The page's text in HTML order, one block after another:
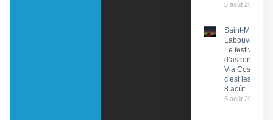
5 août 2026
Saint-Martin-
Labouval :
Le festival
d’astronomie
Vià Cosmos,
c’est les 7 et
8 août
5 août 2026